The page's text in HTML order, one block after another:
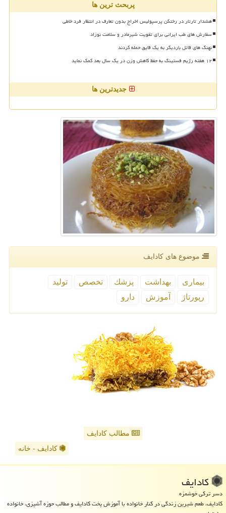
پربحث ترین ها
هشدار تارتار در رختکن پرسپولیس اخراج بدون تعارف در انتظار فرد خاطی
سفارش های طب ایرانی برای تقویت شیرمادر و سلامت نوزاد
نهنگ های قاتل باردیگر به یک قایق حمله کردند
۱۲ هفته رژیم فستینگ به حفظ کاهش وزن در یک سال بعد کمک نماید
جدیدترین ها
موضوع های كادایف
بیماری بهداشت پزشك تخصص
تولید
رپورتاژ
آموزش دارو
مطالب کادایف
کادایف - خانه
كادایف
دسر ترکی خوشمزه
کادایف، طعم شیرین زندگی در کنار خانواده با آموزش پخت کادایف و مطالب حوزه آشپزی، خانواده